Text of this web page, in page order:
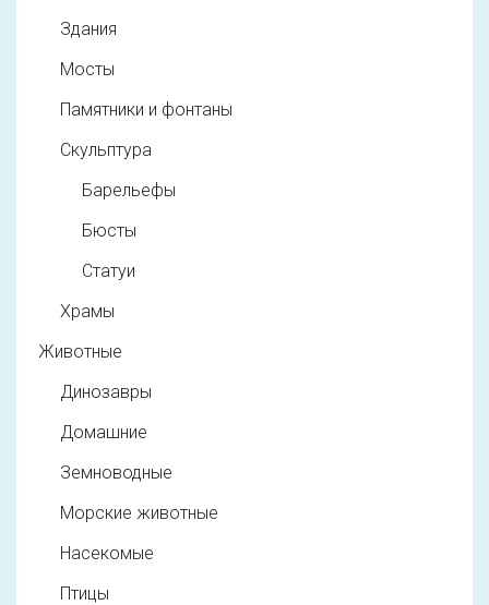
Здания
Мосты
Памятники и фонтаны
Скульптура
Барельефы
Бюсты
Статуи
Храмы
Животные
Динозавры
Домашние
Земноводные
Морские животные
Насекомые
Птицы